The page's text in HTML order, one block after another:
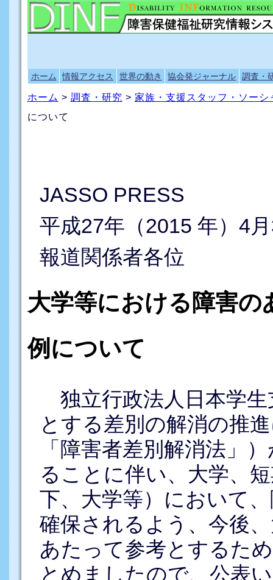
ホーム 情報アクセス 世界の動き 協会発ジャーナル 調査・
ホーム > 調査・研究 > 家族・支援スタッフ・ソーシ
について
JASSO PRESS
平成27年（2015 年）4
報道関係者各位
大学等における障害の
例について
独立行政法人日本学生
とする差別の解消の推
「障害者差別解消法」
ることに伴い、大学、
下、大学等）において
確保されるよう、今後
あたって参考とするた
とめましたので、公表